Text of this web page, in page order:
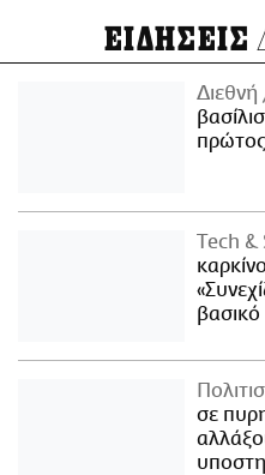
ΕΙΔΗΣΕΙΣ
Διεθνή
Τech &
σε